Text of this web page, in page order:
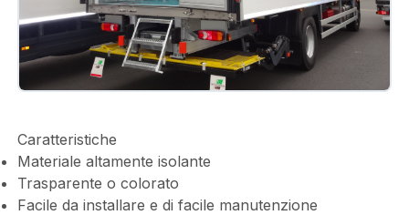
Caratteristiche
Materiale altamente isolante
Trasparente o colorato
Facile da installare e di facile manutenzione